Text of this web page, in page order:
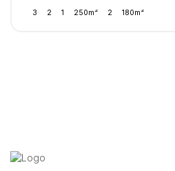
3 2 1 250m² 2 180m²